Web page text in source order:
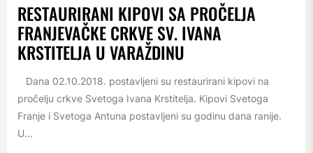
RESTAURIRANI KIPOVI SA PROČELJA
FRANJEVAČKE CRKVE SV. IVANA
KRSTITELJA U VARAŽDINU
Dana 02.10.2018. postavljeni su restaurirani kipovi na
pročelju crkve Svetoga Ivana Krstitelja. Kipovi Svetoga
Franje i Svetoga Antuna postavljeni su godinu dana ranije.
U...